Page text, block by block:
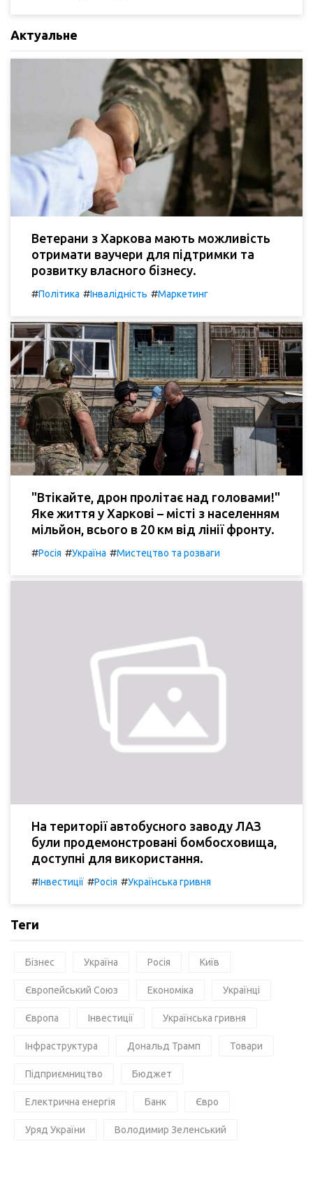
Актуальне
Ветерани з Харкова мають можливість
отримати ваучери для підтримки та
розвитку власного бізнесу.
#Політика #Інвалідність #Маркетинг
"Втікайте, дрон пролітає над головами!"
Яке життя у Харкові – місті з населенням
мільйон, всього в 20 км від лінії фронту.
#Росія #Україна #Мистецтво та розваги
На території автобусного заводу ЛАЗ
були продемонстровані бомбосховища,
доступні для використання.
#Інвестиції #Росія #Українська гривня
Теги
Бізнес Україна Росія Київ
Європейський Союз Економіка Українці
Європа Інвестиції Українська гривня
Інфраструктура Дональд Трамп Товари
Підприємництво Бюджет
Електрична енергія Банк Євро
Уряд України Володимир Зеленський